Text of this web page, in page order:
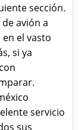
sección.
avión a
el vasto
si ya
servicio
sus